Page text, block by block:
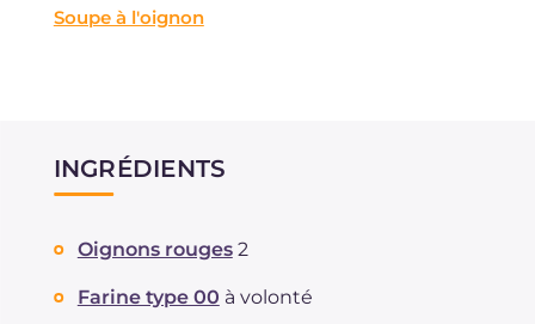
Soupe à l'oignon
INGRÉDIENTS
Oignons rouges 2
Farine type 00 à volonté